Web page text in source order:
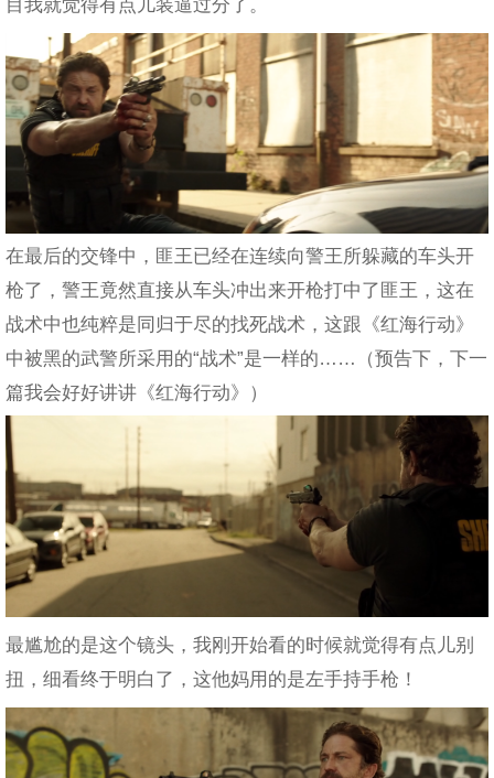
在最后的交锋中，匪王已经在连续向警王所躲藏的车头开
枪了，警王竟然直接从车头冲出来开枪打中了匪王，这在
战术中也纯粹是同归于尽的找死战术，这跟《红海行动》
中被黑的武警所采用的“战术”是一样的……（预告下，下一
篇我会好好讲讲《红海行动》）
最尴尬的是这个镜头，我刚开始看的时候就觉得有点儿别
扭，细看终于明白了，这他妈用的是左手持手枪！